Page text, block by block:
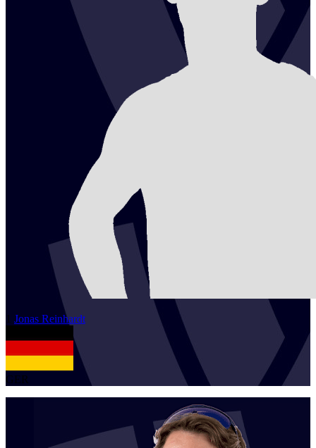
1 Jonas Reinhardt
GER